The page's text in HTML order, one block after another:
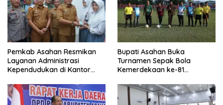
Pemkab Asahan Resmikan
Layanan Administrasi
Kependudukan di Kantor
Bupati Asahan Buka
Turnamen Sepak Bola
Kemerdekaan ke-81
0208/Asahan